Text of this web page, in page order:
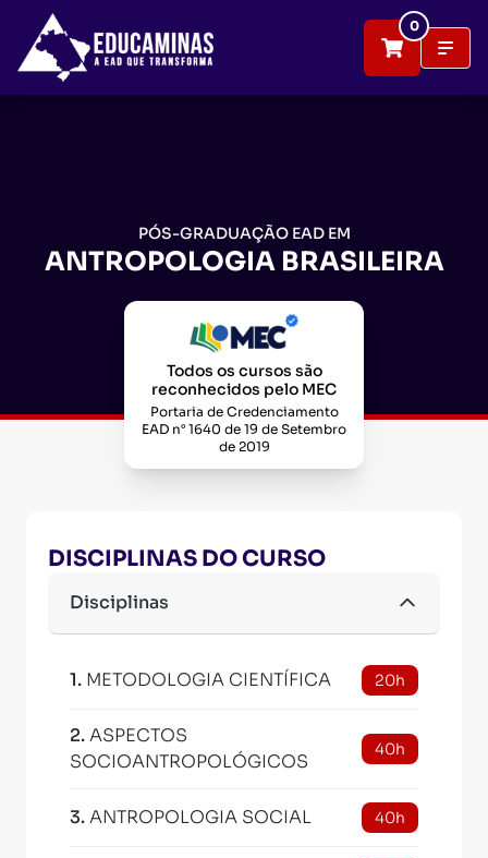
0
PÓS-GRADUAÇÃO EAD EM
ANTROPOLOGIA BRASILEIRA
Todos os cursos são
reconhecidos pelo MEC
Portaria de Credenciamento
EAD n° 1640 de 19 de Setembro
de 2019
DISCIPLINAS DO CURSO
Disciplinas
1. METODOLOGIA CIENTÍFICA 20h
2.ASPECTOS
SOCIOANTROPOLÓGICOS
40h
3.ANTROPOLOGIA SOCIAL 40h